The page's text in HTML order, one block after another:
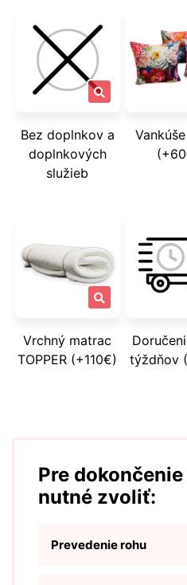
Bez doplnkov a
doplnkových
služieb
Vrchný matrac
TOPPER (+110€)
týždňov
Pre
nutné zvoliť:
Prevedenie rohu